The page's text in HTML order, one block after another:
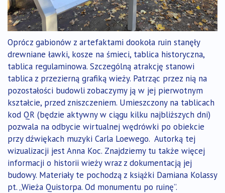
Oprócz gabionów z artefaktami dookoła ruin stanęły
drewniane ławki, kosze na śmieci, tablica historyczna,
tablica regulaminowa. Szczególną atrakcję stanowi
tablica z przezierną grafiką wieży. Patrząc przez nią na
pozostałości budowli zobaczymy ją w jej pierwotnym
kształcie, przed zniszczeniem. Umieszczony na tablicach
kod QR (będzie aktywny w ciągu kilku najbliższych dni)
pozwala na odbycie wirtualnej wędrówki po obiekcie
przy dźwiękach muzyki Carla Loewego. Autorką tej
wizualizacji jest Anna Koc. Znajdziemy tu także więcej
informacji o historii wieży wraz z dokumentacją jej
budowy. Materiały te pochodzą z książki Damiana Kolassy
pt. „Wieża Quistorpa. Od monumentu po ruinę”.